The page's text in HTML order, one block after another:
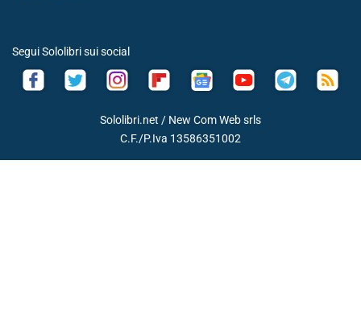
Segui Sololibri sui social
Sololibri.net / New Com Web srls
C.F./P.Iva 13586351002